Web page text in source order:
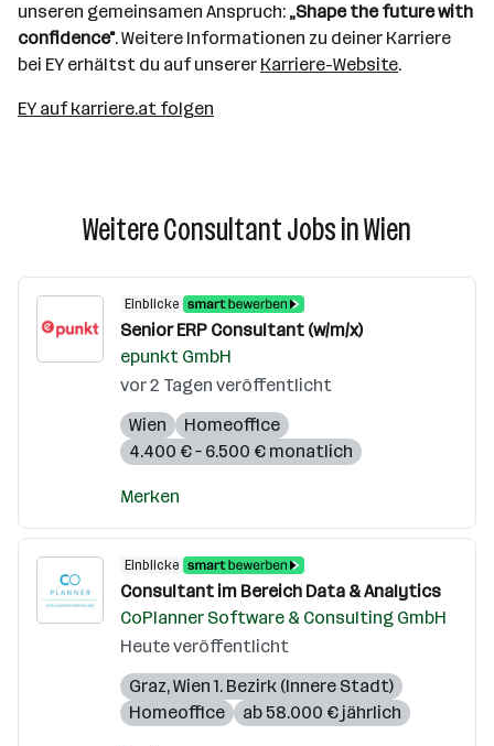
unseren gemeinsamen Anspruch: „Shape the future with
confidence". Weitere Informationen zu deiner Karriere
bei EY erhältst du auf unserer Karriere-Website.
EY auf karriere.at folgen
Weitere Consultant Jobs in Wien
Einblicke
Senior ERP Consultant (w/m/x)
epunkt GmbH
vor 2 Tagen veröffentlicht
Wien
Homeoffice
4.400 € – 6.500 € monatlich
Merken
Einblicke
Consultant im Bereich Data & Analytics
CoPlanner Software & Consulting GmbH
Heute veröffentlicht
Graz,Wien 1. Bezirk (Innere Stadt)
Homeoffice
ab 58.000 € jährlich